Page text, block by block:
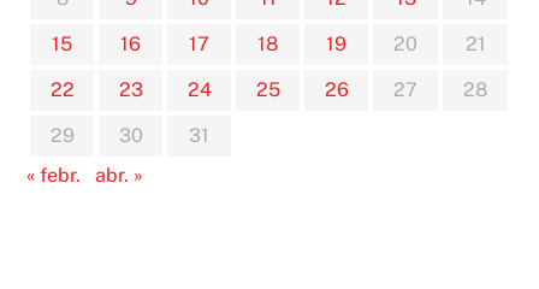
15
16 17 18 19 20
21
22
23 24 25 26 27
28
29
30
31
« febr.
abr. »